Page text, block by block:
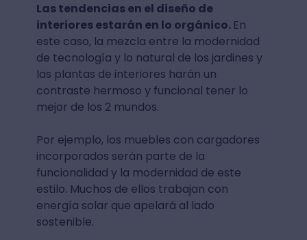
Las tendencias en el diseño de
interiores estarán en lo orgánico. En
este caso, la mezcla entre la modernidad
de tecnología y lo natural de los jardines y
las plantas de interiores harán un
contraste hermoso y funcional tener lo
mejor de los 2 mundos.
Por ejemplo, los muebles con cargadores
incorporados serán parte de la
funcionalidad y la modernidad de este
estilo. Muchos de ellos trabajan con
energía solar que apelará al lado
sostenible.